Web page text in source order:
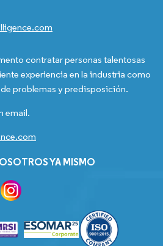
contratar personas talentosas
experiencia en la industria como
problemas y predisposición.
email.
YA MISMO